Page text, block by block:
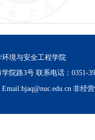
境与安全工程学院
院路3号 联系电话：0351-
非经